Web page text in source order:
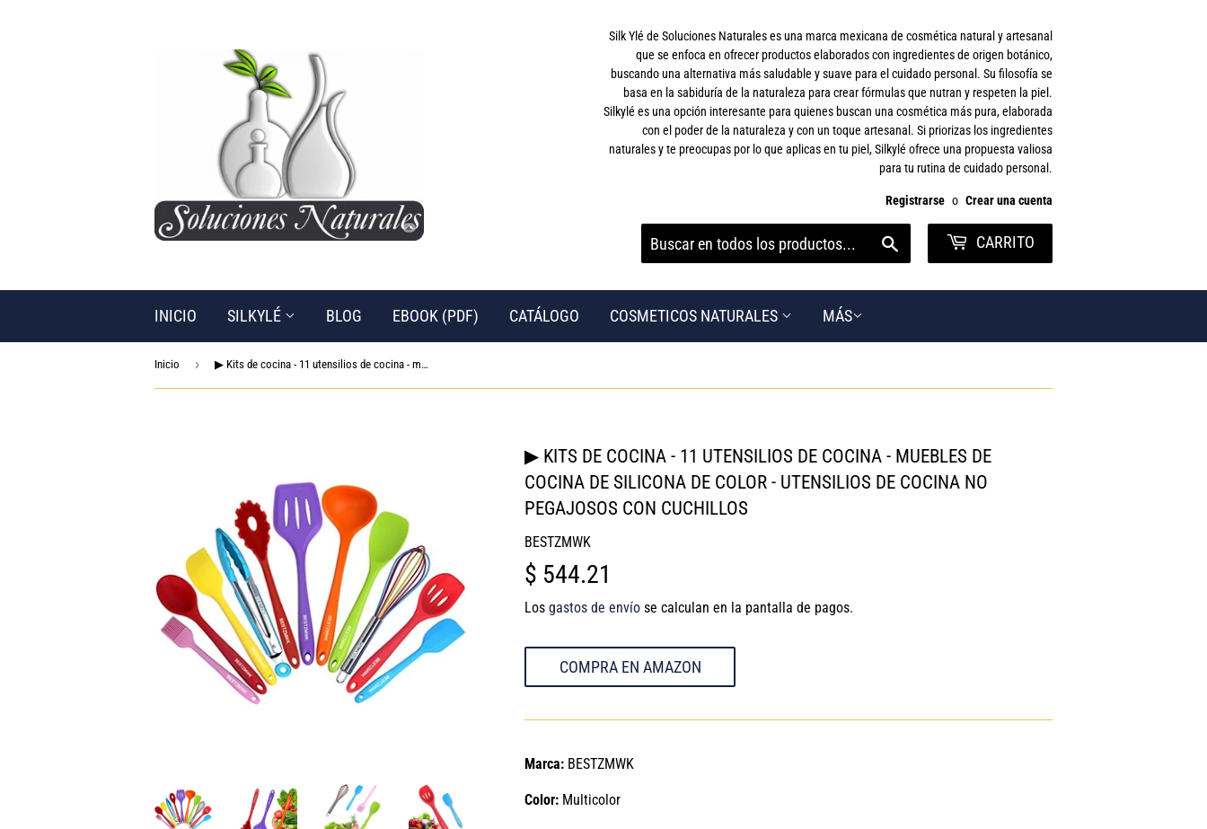
Silk Ylé de Soluciones Naturales es una marca mexicana de cosmética natural y artesanal
que se enfoca en ofrecer productos elaborados con ingredientes de origen botánico,
buscando una alternativa más saludable y suave para el cuidado personal. Su filosofía se
basa en la sabiduría de la naturaleza para crear fórmulas que nutran y respeten la piel.
Silkylé es una opción interesante para quienes buscan una cosmética más pura, elaborada
con el poder de la naturaleza y con un toque artesanal. Si priorizas los ingredientes
naturales y te preocupas por lo que aplicas en tu piel, Silkylé ofrece una propuesta valiosa
para tu rutina de cuidado personal.
Registrarse o Crear una cuenta
CARRITO
INICIO SILKYLÉ BLOG EBOOK (PDF) CATÁLOGO COSMETICOS NATURALES MÁS
Inicio › ▶ Kits de cocina - 11 utensilios de cocina - muebles de cocina de silicona de color - utensilios de cocina no pegajosos con cuchillos
▶ KITS DE COCINA - 11 UTENSILIOS DE COCINA - MUEBLES DE
COCINA DE SILICONA DE COLOR - UTENSILIOS DE COCINA NO
PEGAJOSOS CON CUCHILLOS
BESTZMWK
$ 544.21
544.21
Los gastos de envío se calculan en la pantalla de pagos.
COMPRA EN AMAZON
Marca: BESTZMWK
Color: Multicolor